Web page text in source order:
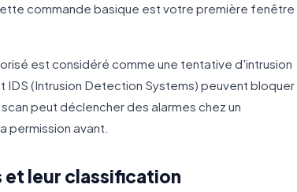
commande basique est votre première fenêtre
est considéré comme une tentative d'intrusion
IDS (Intrusion Detection Systems) peuvent bloquer
peut déclencher des alarmes chez un
permission avant.
leur classification